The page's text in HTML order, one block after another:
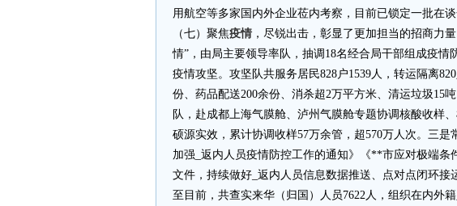
用航空等多家国内外企业莅内考察，目前已锁定一批在谈
（七）聚焦疫情 ，尽锐出击，彰显了更加担当的招商力
情”，由局主要领导率队，抽调18名经合局干部组成疫
疫情攻坚。攻坚队共服务居民828户1539人，转运隔离
份、药品配送200余份、消杀超2万平方米、清运垃圾15
队，赴成都上海气膜舱、泸州气膜舱专题协调核酸收样
硕源实效，累计协调收样57万余管，超570万人次。三
加强_返内人员疫情防控工作的通知》《**市应对极端
文件，持续做好_返内人员信息数据推送、点对点闭环
至目前，共查实来华（归国）人员7622人，组织在内外